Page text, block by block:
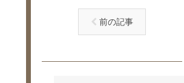
前の記事